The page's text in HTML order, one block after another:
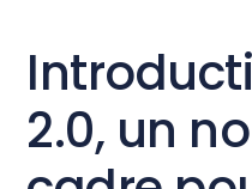
2.0, un